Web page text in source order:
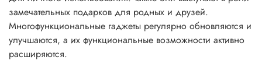
замечательных подарков для родных и друзей.
Многофункциональные гаджеты регулярно обновляются и
улучшаются, а их функциональные возможности активно
расширяются.